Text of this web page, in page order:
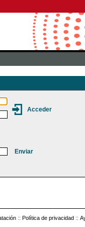
:: Política de privacidad ::